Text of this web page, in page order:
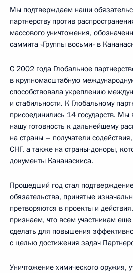
Мы подтверждаем наши
партнерству против
массового уничтожения,
саммита «Группы восьми» в
С 2002 года Глобальное
в крупномасштабную
способствовала укреплению
и стабильности. К Глобальному
присоединились 14 государств.
нашу готовность к дальнейшему
на страны – получатели
СНГ, а также на страны-доноры,
документы Кананаскиса.
Прошедший год стал
обязательства, принятые
претворяются в проекты и
признаем, что всем участникам еще
сделать для повышения
с целью достижения задач
Уничтожение химического оружия,